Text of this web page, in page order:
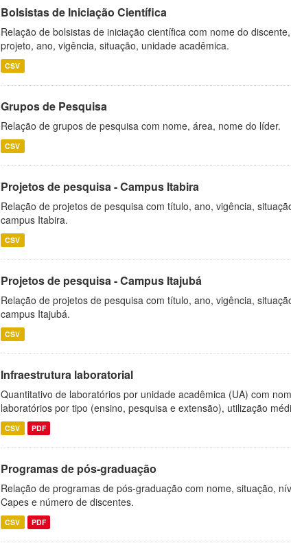
Bolsistas de Iniciação Científica
Relação de bolsistas de iniciação científica com nome do
projeto, ano, vigência, situação, unidade acadêmica.
CSV
Grupos de Pesquisa
Relação de grupos de pesquisa com nome, área, nome do líder.
CSV
Projetos de pesquisa - Campus Itabira
Relação de projetos de pesquisa com título, ano, vigência,
campus Itabira.
CSV
Projetos de pesquisa - Campus Itajubá
Relação de projetos de pesquisa com título, ano, vigência,
campus Itajubá.
CSV
Infraestrutura laboratorial
Quantitativo de laboratórios por unidade acadêmica (UA) com
laboratórios por tipo (ensino, pesquisa e extensão), utilização
CSV PDF
Programas de pós-graduação
Relação de programas de pós-graduação com nome, situação,
Capes e número de discentes.
CSV PDF